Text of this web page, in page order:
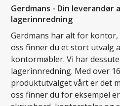
Gerdmans - Din leverandør
lagerinnredning
Gerdmans har alt for
oss finner du et stort utvalg
kontormøbler. Vi har
lagerinnredning. Med over
produktutvalget vårt er det
oss finner du for eksempel